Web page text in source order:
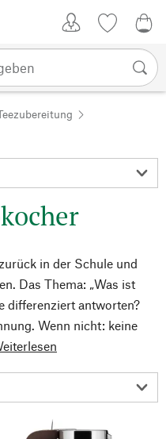
in der Schule und
Das Thema: „Was ist
differenziert antworten?
Wenn nicht: keine